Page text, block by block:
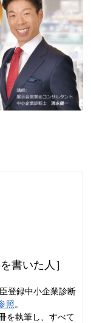
書いた人］
登録中小企業診断
照。
を執筆し、すべて